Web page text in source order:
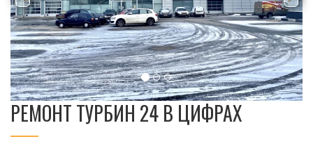
РЕМОНТ ТУРБИН 24 В ЦИФРАХ